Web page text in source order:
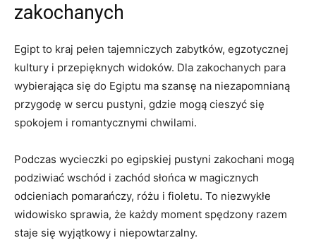
zakochanych
Egipt to kraj ⁣pełen tajemniczych zabytków, egzotycznej
kultury i przepięknych widoków. ⁣Dla zakochanych para
wybierająca się do Egiptu ma szansę⁣ na niezapomnianą‍
przygodę w sercu‍ pustyni, gdzie mogą cieszyć się
spokojem i⁢ romantycznymi chwilami.
Podczas wycieczki po egipskiej pustyni ⁤zakochani mogą⁢
podziwiać wschód i zachód ⁤słońca w magicznych
odcieniach pomarańczy, różu i⁢ fioletu. ⁣To niezwykłe
widowisko sprawia, że każdy‍ moment ⁢spędzony razem
staje się wyjątkowy i niepowtarzalny.